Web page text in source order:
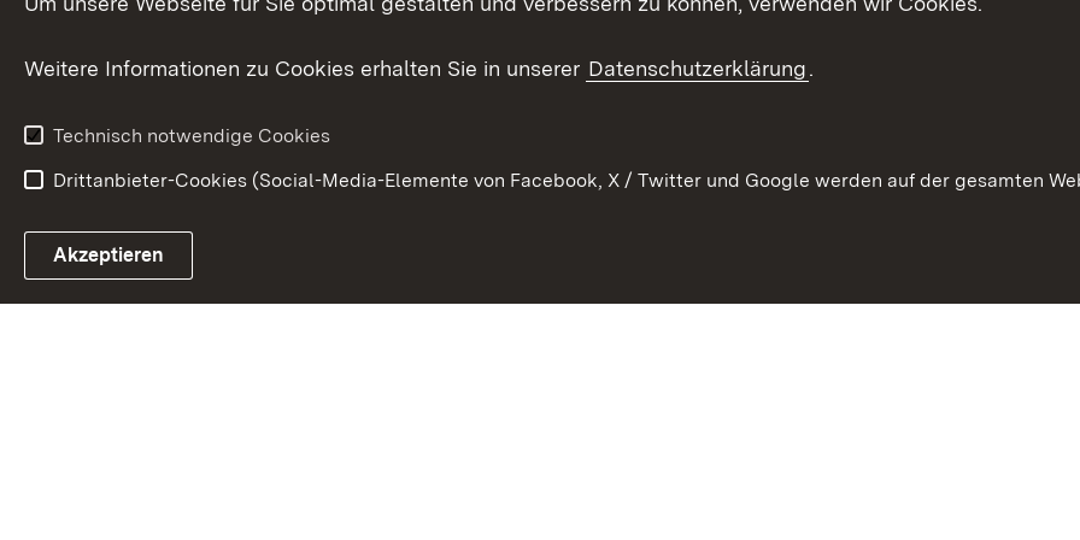
Datenschutz
Glücksspielrecht
Link zum Landesportal
Weitere Informationen zu Cookies erhalten Sie in unserer Datenschutzerklärung.
Technisch notwendige Cookies
Drittanbieter-Cookies (Social-Media-Elemente von Facebook, X / Twitter und Google werden auf der gesamten
Akzeptieren